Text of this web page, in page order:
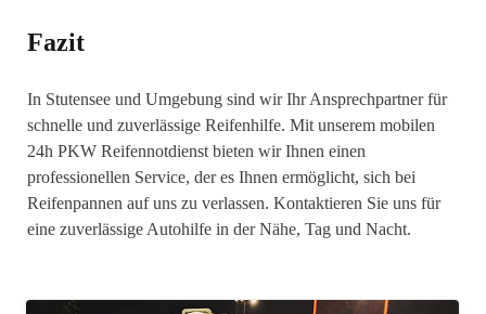
Fazit
In Stutensee und Umgebung sind wir Ihr Ansprechpartner für
schnelle und zuverlässige Reifenhilfe. Mit unserem mobilen
24h PKW Reifennotdienst bieten wir Ihnen einen
professionellen Service, der es Ihnen ermöglicht, sich bei
Reifenpannen auf uns zu verlassen. Kontaktieren Sie uns für
eine zuverlässige Autohilfe in der Nähe, Tag und Nacht.